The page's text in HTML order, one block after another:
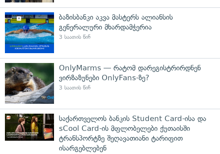
ბაზისბანკი აკვა მასტერს ალიანსის
გენერალური მხარდამჭერია
3 საათის წინ
OnlyMarms — რატომ დარეგისტრირდნენ
ვირზაზუნები OnlyFans-ზე?
3 საათის წინ
საქართველოს ბანკის Student Card-ისა და
sCool Card-ის მფლობელები ქუთაისში
ტრანსპორტზე შეღავათიანი ტარიფით
ისარგებლებენ